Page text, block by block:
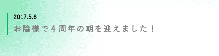
2017.5.6
お陰様で４周年の朝を迎えました！